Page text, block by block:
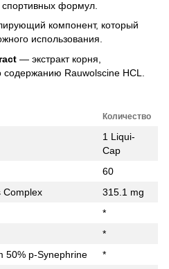
формул.
компонент, который
использования.
— экстракт корня,
Rauwolscine HCL.
Количество
1 Liqui-
Cap
60
Complex
315.1 mg
*
*
50% p-Synephrine
*